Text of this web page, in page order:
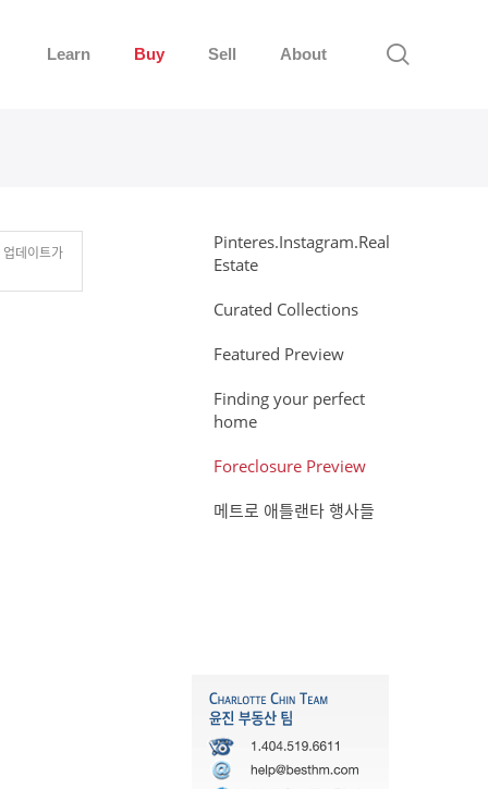
Learn Buy Sell About
Pinteres.Instagram.Real
Estate
Curated Collections
Featured Preview
Finding your perfect
home
Foreclosure Preview
메트로 애틀랜타 행사들
데이트가